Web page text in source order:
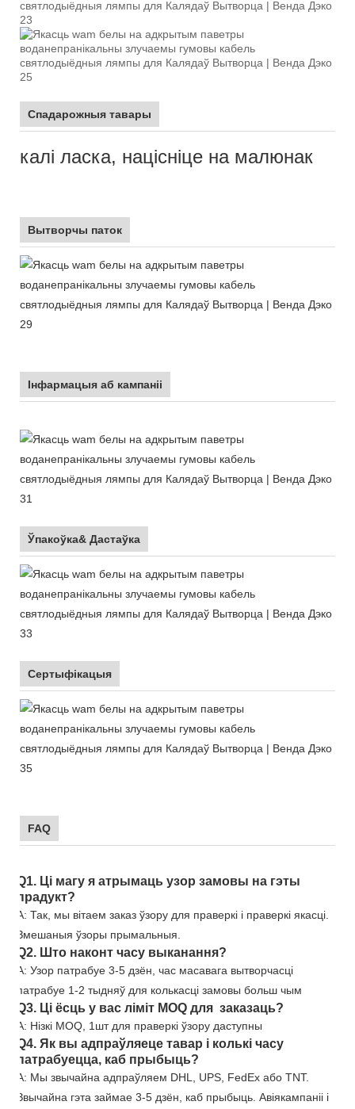
Спадарожныя тавары
калі ласка, націсніце на малюнак
Вытворчы паток
Інфармацыя аб кампаніі
Ўпакоўка& Дастаўка
Сертыфікацыя
FAQ
Q1. Ці магу я атрымаць узор замовы на гэты
прадукт?
A: Так, мы вітаем заказ ўзору для праверкі і праверкі якасці.
Змешаныя ўзоры прымальныя.
Q2. Што наконт часу выканання?
A: Узор патрабуе 3-5 дзён, час масавага вытворчасці
патрабуе 1-2 тыдняў для колькасці замовы больш чым
Q3. Ці ёсць у вас ліміт MOQ для заказаць?
A: Нізкі MOQ, 1шт для праверкі ўзору даступны
Q4. Як вы адпраўляеце тавар і колькі часу
патрабуецца, каб прыбыць?
A: Мы звычайна адпраўляем DHL, UPS, FedEx або TNT.
Звычайна гэта займае 3-5 дзён, каб прыбыць. Авіякампаніі і